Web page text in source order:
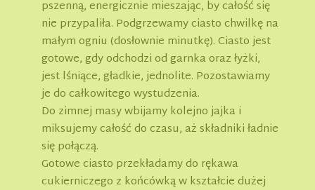
pszenną, energicznie mieszając, by całość się
nie przypaliła. Podgrzewamy ciasto chwilkę na
małym ogniu (dosłownie minutkę). Ciasto jest
gotowe, gdy odchodzi od garnka oraz łyżki,
jest lśniące, gładkie, jednolite. Pozostawiamy
je do całkowitego wystudzenia.
Do zimnej masy wbijamy kolejno jajka i
miksujemy całość do czasu, aż składniki ładnie
się połączą.
Gotowe ciasto przekładamy do rękawa
cukierniczego z końcówką w kształcie dużej